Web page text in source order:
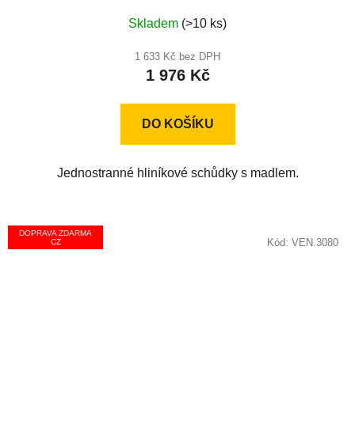
hodnocení
produktu
je
z
Skladem (>10 ks)
1 633 Kč bez DPH
1 976 Kč
DO KOŠÍKU
Jednostranné hliníkové schůdky s madlem.
DOPRAVA ZDARMA
CZ
Kód: VEN.3080